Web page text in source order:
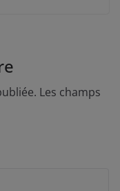
Les champs